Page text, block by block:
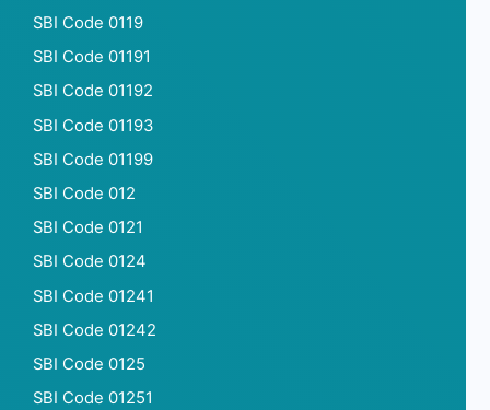
SBI Code 0119
SBI Code 01191
SBI Code 01192
SBI Code 01193
SBI Code 01199
SBI Code 012
SBI Code 0121
SBI Code 0124
SBI Code 01241
SBI Code 01242
SBI Code 0125
SBI Code 01251